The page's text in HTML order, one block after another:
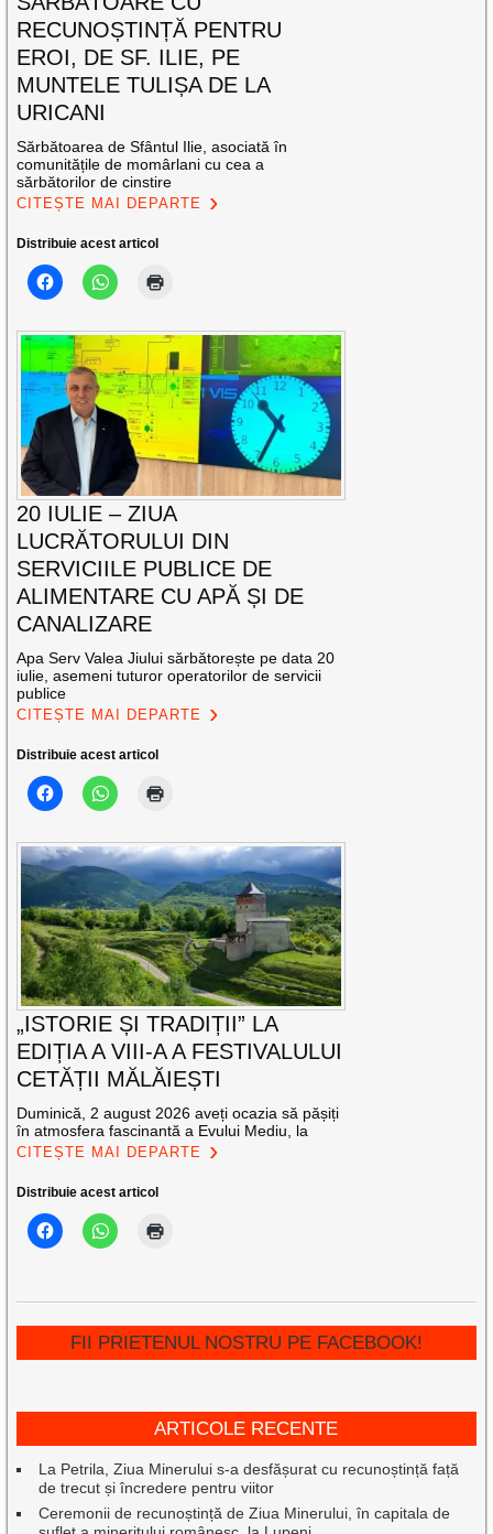
RECUNOȘTINȚĂ PENTRU
EROI, DE SF. ILIE, PE
MUNTELE TULIȘA DE LA
URICANI
Sărbătoarea de Sfântul Ilie, asociată în
comunitățile de momârlani cu cea a
sărbătorilor de cinstire
CITEȘTE MAI DEPARTE
Distribuie acest articol
20 IULIE – ZIUA
LUCRĂTORULUI DIN
SERVICIILE PUBLICE DE
ALIMENTARE CU APĂ ȘI DE
CANALIZARE
Apa Serv Valea Jiului sărbătorește pe data 20
iulie, asemeni tuturor operatorilor de servicii
publice
CITEȘTE MAI DEPARTE
Distribuie acest articol
„ISTORIE ȘI TRADIȚII” LA
EDIȚIA A VIII-A A FESTIVALULUI
CETĂȚII MĂLĂIEȘTI
Duminică, 2 august 2026 aveți ocazia să pășiți
în atmosfera fascinantă a Evului Mediu, la
CITEȘTE MAI DEPARTE
Distribuie acest articol
FII PRIETENUL NOSTRU PE FACEBOOK!
ARTICOLE RECENTE
La Petrila, Ziua Minerului s-a desfășurat cu recunoștință față
de trecut și încredere pentru viitor
Ceremonii de recunoștință de Ziua Minerului, în capitala de